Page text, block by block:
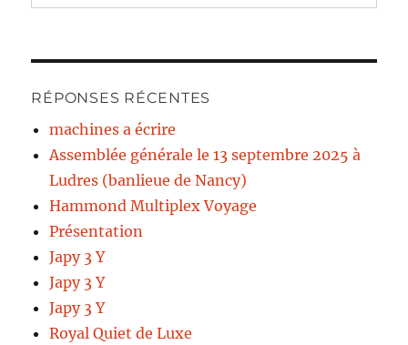
RÉPONSES RÉCENTES
machines a écrire
Assemblée générale le 13 septembre 2025 à
Ludres (banlieue de Nancy)
Hammond Multiplex Voyage
Présentation
Japy 3 Y
Japy 3 Y
Japy 3 Y
Royal Quiet de Luxe